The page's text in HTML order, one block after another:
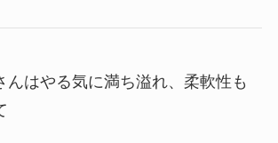
んはやる気に満ち溢れ、柔軟性も